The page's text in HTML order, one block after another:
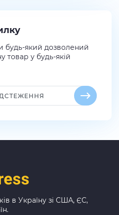
будь-який дозволений
товар у будь-якій
в Україну зі США, ЄС,